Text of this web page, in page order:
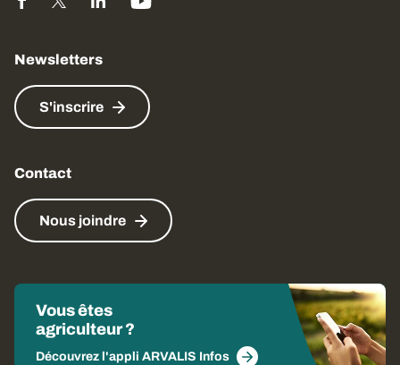
Newsletters
S'inscrire
Contact
Nous joindre
Vous êtes
agriculteur ?
Découvrez l'appli ARVALIS Infos